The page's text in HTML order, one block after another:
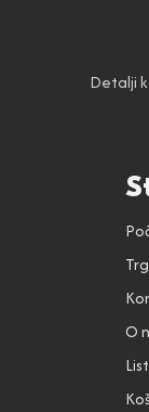
Detalji
O